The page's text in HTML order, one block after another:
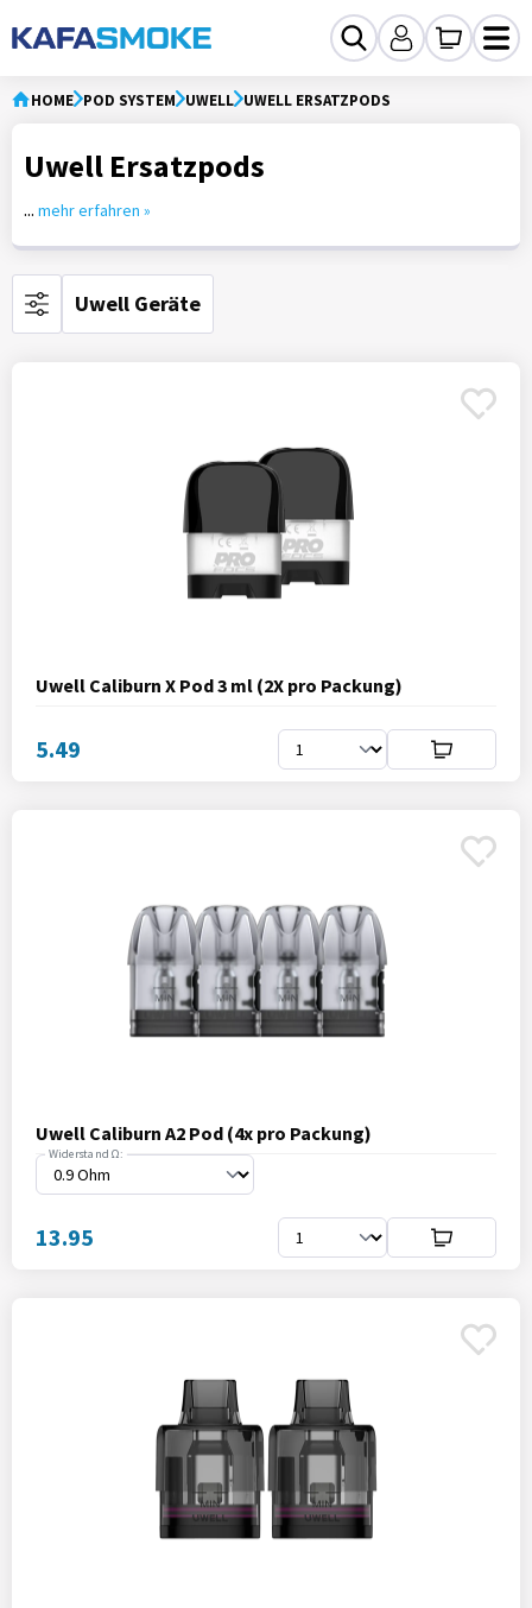
HOME POD SYSTEM UWELL UWELL ERSATZPODS
Uwell Ersatzpods
... mehr erfahren »
Uwell Geräte
Uwell Caliburn X Pod 3 ml (2X pro Packung)
5.49
Uwell Caliburn A2 Pod (4x pro Packung)
Widerstand Ω:
13.95